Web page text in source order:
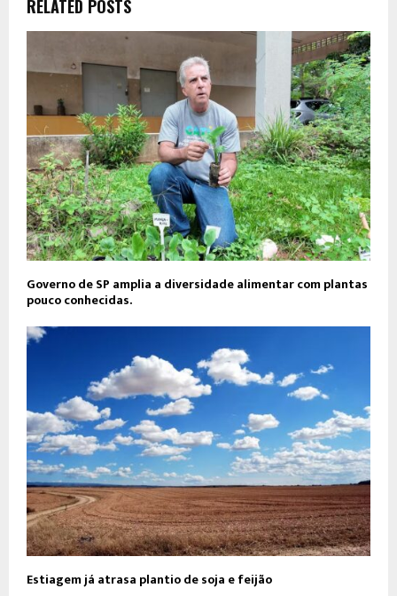
RELATED POSTS
Governo de SP amplia a diversidade alimentar com plantas
pouco conhecidas.
Estiagem já atrasa plantio de soja e feijão